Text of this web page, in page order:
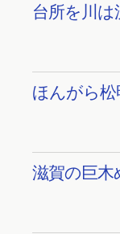
台所を川は
ほんがら松
滋賀の巨木